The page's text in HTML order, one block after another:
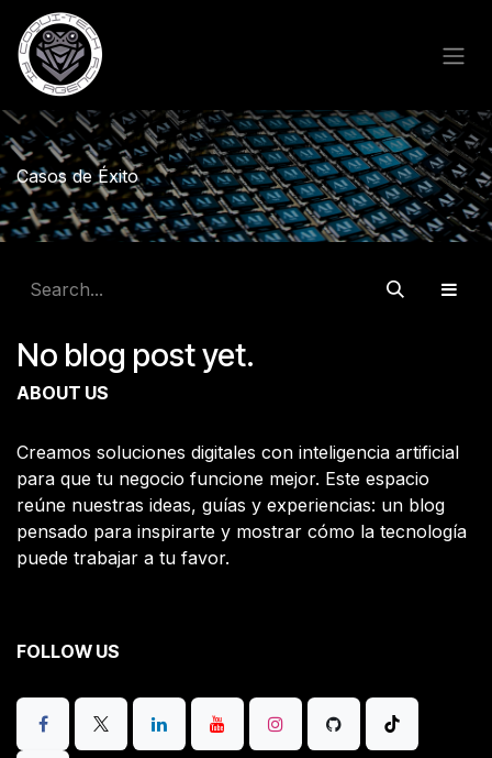
Skip to Content
Casos de Éxito
No blog post yet.
ABOUT US
Creamos soluciones digitales con inteligencia artificial
para que tu negocio funcione mejor. Este espacio
reúne nuestras ideas, guías y experiencias: un blog
pensado para inspirarte y mostrar cómo la tecnología
puede trabajar a tu favor.
FOLLOW US